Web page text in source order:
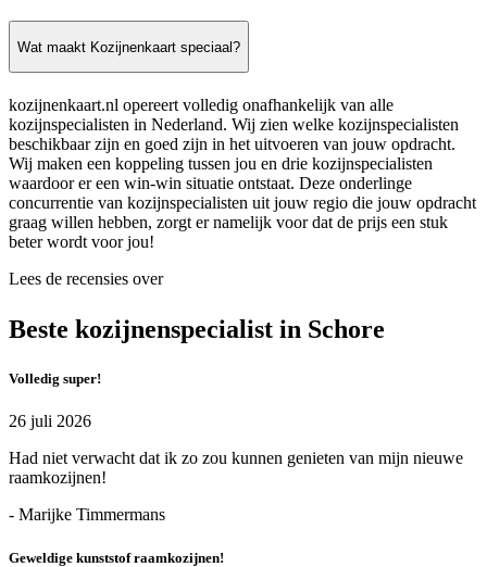
Wat maakt Kozijnenkaart speciaal?
kozijnenkaart.nl opereert volledig onafhankelijk van alle
kozijnspecialisten in Nederland. Wij zien welke kozijnspecialisten
beschikbaar zijn en goed zijn in het uitvoeren van jouw opdracht.
Wij maken een koppeling tussen jou en drie kozijnspecialisten
waardoor er een win-win situatie ontstaat. Deze onderlinge
concurrentie van kozijnspecialisten uit jouw regio die jouw opdracht
graag willen hebben, zorgt er namelijk voor dat de prijs een stuk
beter wordt voor jou!
Lees de recensies over
Beste kozijnenspecialist in Schore
Volledig super!
26 juli 2026
Had niet verwacht dat ik zo zou kunnen genieten van mijn nieuwe
raamkozijnen!
- Marijke Timmermans
Geweldige kunststof raamkozijnen!